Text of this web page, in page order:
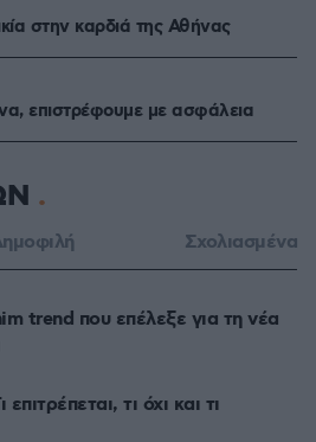
στην καρδιά της Αθήνας
επιστρέφουμε με ασφάλεια
Σχολιασμένα
trend που επέλεξε για τη νέα
τι όχι και τι